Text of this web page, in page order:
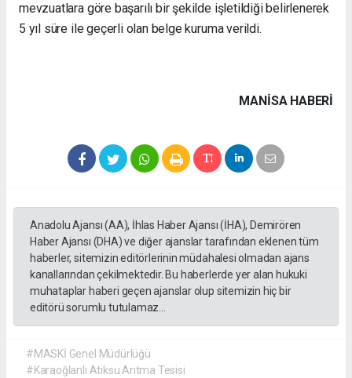
mevzuatlara göre başarılı bir şekilde işletildiği belirlenerek
5 yıl süre ile geçerli olan belge kuruma verildi.
MANISA HABERİ
Anadolu Ajansı (AA), İhlas Haber Ajansı (İHA), Demirören
Haber Ajansı (DHA) ve diğer ajanslar tarafından eklenen tüm
haberler, sitemizin editörlerinin müdahalesi olmadan ajans
kanallarından çekilmektedir. Bu haberlerde yer alan hukuki
muhataplar haberi geçen ajanslar olup sitemizin hiç bir
editörü sorumlu tutulamaz...
#MASKİ Genel Müdürlüğü
#Karaoğlanlı Atıksu Arıtma Tesisi